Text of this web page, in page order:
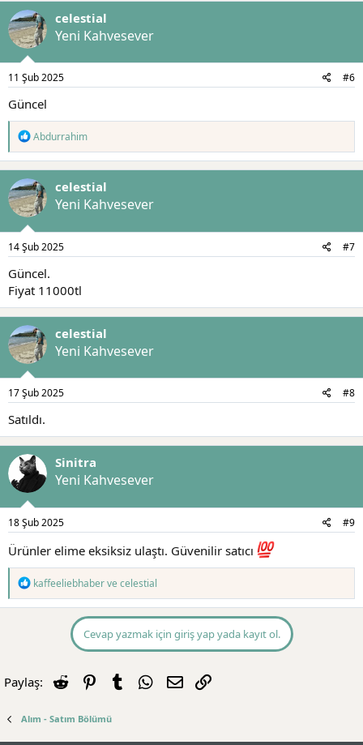
celestial
Yeni Kahvesever
11 Şub 2025 #6
Güncel
T
e
p
k
i
l
e
r
:
Abdurrahim
celestial
Yeni Kahvesever
14 Şub 2025 #7
Güncel.
Fiyat 11000tl
celestial
Yeni Kahvesever
17 Şub 2025 #8
Satıldı.
Sinitra
Yeni Kahvesever
18 Şub 2025 #9
Ürünler elime eksiksiz ulaştı. Güvenilir satıcı
T
p
:
kaffeeliebhaberve celestial
Cevap yazmak için giriş yap yada kayıt ol.
Paylaş: Reddit PinterestTumblrWhatsApp
E-posta
Alım - Satım Bölümü